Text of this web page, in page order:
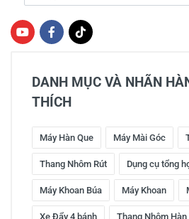
DANH MỤC VÀ NHÃN
THÍCH
Máy Hàn Que Máy Mài Góc
Thang Nhôm Rút Dụng cụ tổng
Máy Khoan Búa Máy Khoan
Xe Đẩy 4 bánh Thang Nhôm Hàn